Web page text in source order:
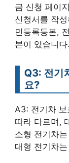
금 신청 페이
신청서를 작
민등록등본,
본이 있습니다.
Q3: 전기
요?
A3: 전기차 보
따라 다르며,
소형 전기차
대형 전기차